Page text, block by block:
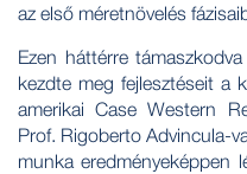
az első méretnövelés
Ezen háttérre
kezdte meg fejlesztéseit a
amerikai Case Western
Prof. Rigoberto Advincula-
munka eredményeképpen